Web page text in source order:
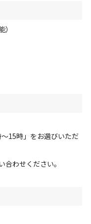
15時」をお選びいただ
わせください。